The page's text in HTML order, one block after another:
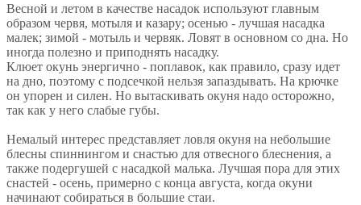
Весной и летом в качестве насадок используют главным
образом червя, мотыля и казару; осенью - лучшая насадка
малек; зимой - мотыль и червяк. Ловят в основном со дна. Но
иногда полезно и приподнять насадку.
Клюет окунь энергично - поплавок, как правило, сразу идет
на дно, поэтому с подсечкой нельзя запаздывать. На крючке
он упорен и силен. Но вытаскивать окуня надо осторожно,
так как у него слабые губы.
Немалый интерес представляет ловля окуня на небольшие
блесны спиннингом и снастью для отвесного блеснения, а
также подергушей с насадкой малька. Лучшая пора для этих
снастей - осень, примерно с конца августа, когда окуни
начинают собираться в большие стаи.